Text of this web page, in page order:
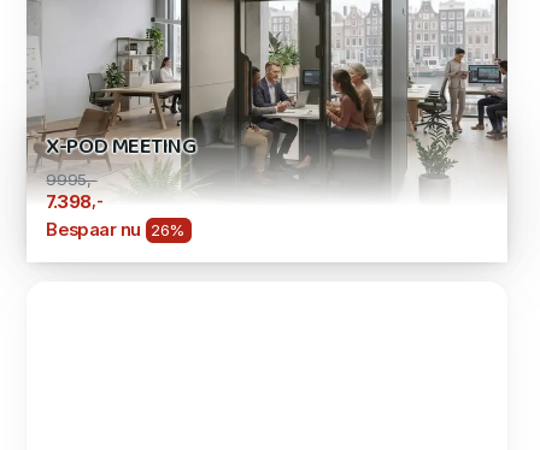
X-POD MEETING
9995,-
7.398 ,-
Bespaar nu 26%